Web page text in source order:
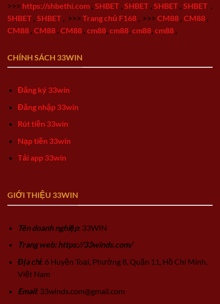
>>> https://shbethi.com SHBET SHBET SHBET SHBET
SHBET SHBET >>> Trang chủ F168 >>> CM88 CM88
CM88 CM88 CM88 cm88 cm88 cm88 cm88
CHÍNH SÁCH 33WIN
Đăng ký 33win
Đăng nhập 33win
Rút tiền 33win
Nạp tiền 33win
Tải app 33win
GIỚI THIỆU 33WIN
Tên doanh nghiệp: 33WIN
Trang web: https://33winds.com/
Địa chỉ: 6 Huyện Toại, Phường 8, Quận 11, Hồ Chí Minh,
Việt Nam
Email: 33winds.com@gmail.com